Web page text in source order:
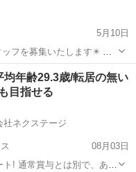
5月10日
フを募集いたします✴️ ✨
査をお勧めします 2．床下調査を実施⇒デジカメで...
未経験
均年齢29.3歳/転居の無い
目指せる
社ネクステージ
08月03日
! 通常賞与とは別で、あな